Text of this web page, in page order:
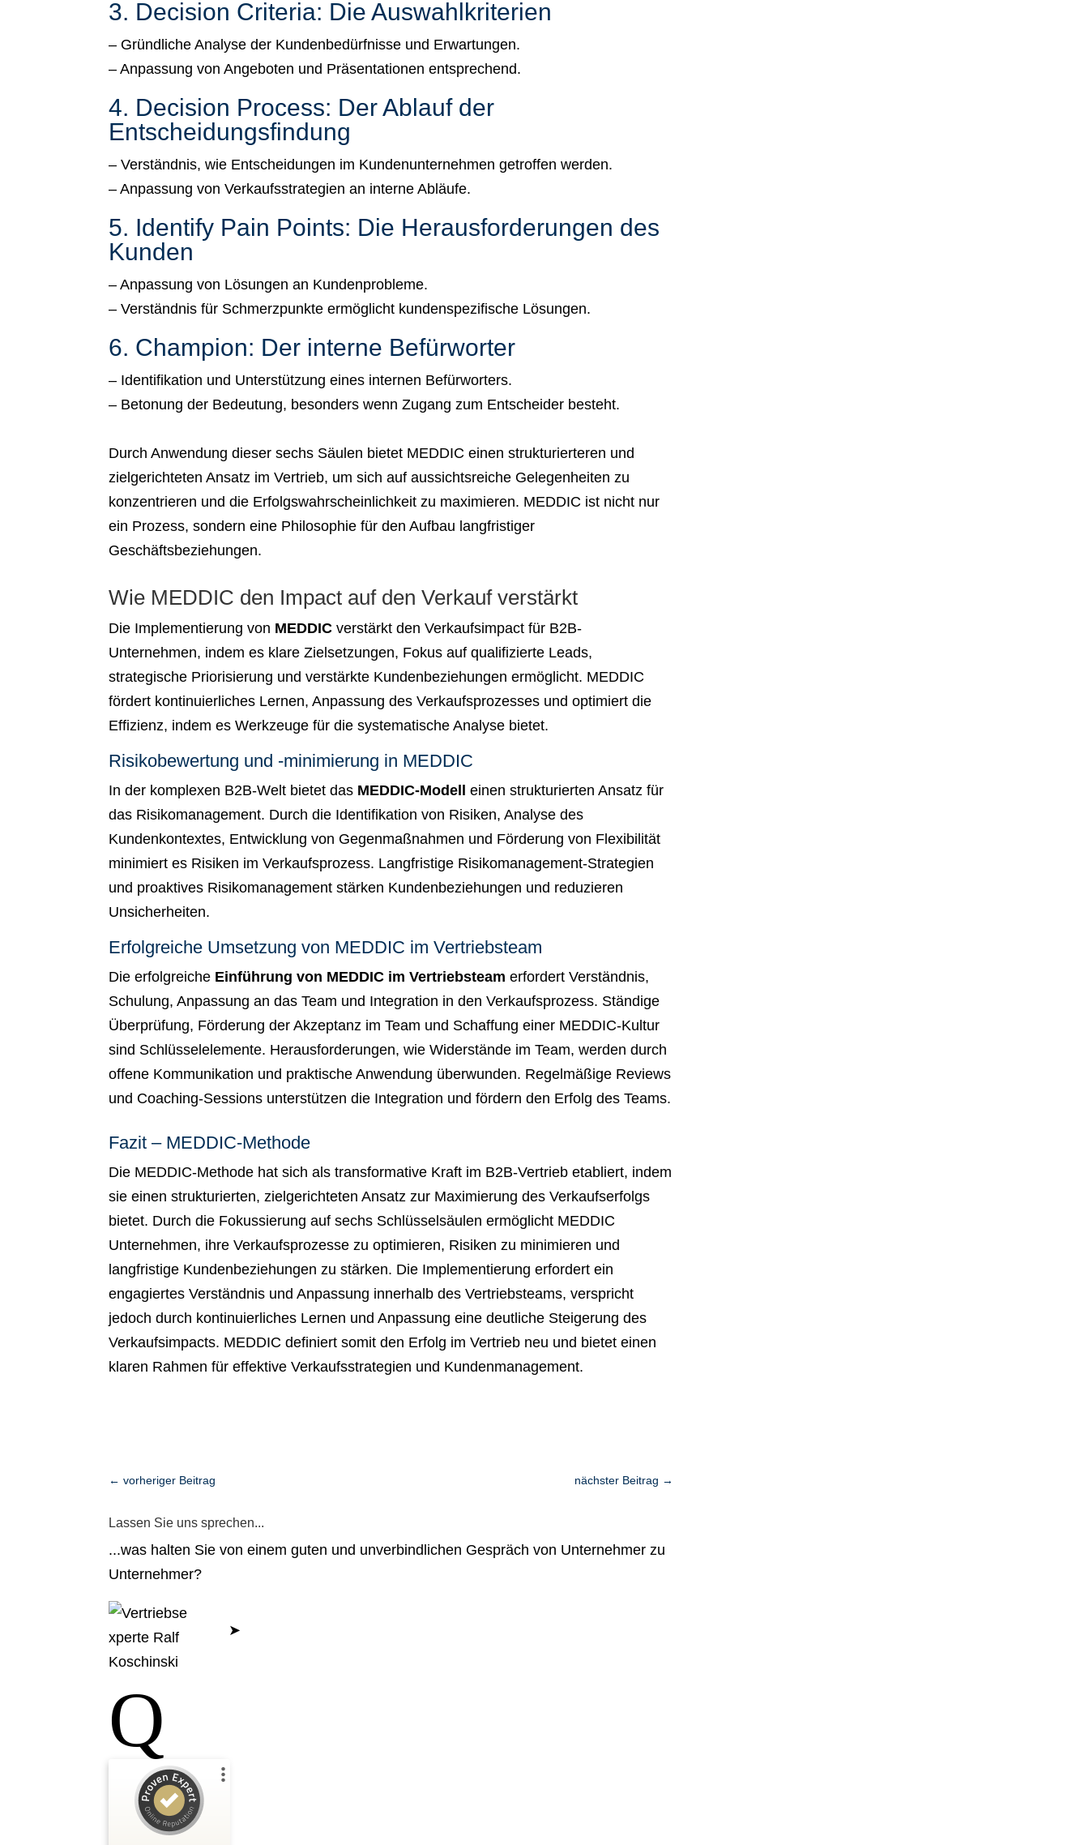
3. Decision Criteria: Die Auswahlkriterien
– Gründliche Analyse der Kundenbedürfnisse und Erwartungen.
– Anpassung von Angeboten und Präsentationen entsprechend.
4. Decision Process: Der Ablauf der
Entscheidungsfindung
– Verständnis, wie Entscheidungen im Kundenunternehmen getroffen werden.
– Anpassung von Verkaufsstrategien an interne Abläufe.
5. Identify Pain Points: Die Herausforderungen des
Kunden
– Anpassung von Lösungen an Kundenprobleme.
– Verständnis für Schmerzpunkte ermöglicht kundenspezifische Lösungen.
6. Champion: Der interne Befürworter
– Identifikation und Unterstützung eines internen Befürworters.
– Betonung der Bedeutung, besonders wenn Zugang zum Entscheider besteht.
Durch Anwendung dieser sechs Säulen bietet MEDDIC einen strukturierteren und
zielgerichteten Ansatz im Vertrieb, um sich auf aussichtsreiche Gelegenheiten zu
konzentrieren und die Erfolgswahrscheinlichkeit zu maximieren. MEDDIC ist nicht nur
ein Prozess, sondern eine Philosophie für den Aufbau langfristiger
Geschäftsbeziehungen.
Wie MEDDIC den Impact auf den Verkauf verstärkt
Die Implementierung von MEDDIC verstärkt den Verkaufsimpact für B2B-
Unternehmen, indem es klare Zielsetzungen, Fokus auf qualifizierte Leads,
strategische Priorisierung und verstärkte Kundenbeziehungen ermöglicht. MEDDIC
fördert kontinuierliches Lernen, Anpassung des Verkaufsprozesses und optimiert die
Effizienz, indem es Werkzeuge für die systematische Analyse bietet.
Risikobewertung und -minimierung in MEDDIC
In der komplexen B2B-Welt bietet das MEDDIC-Modell einen strukturierten Ansatz für
das Risikomanagement. Durch die Identifikation von Risiken, Analyse des
Kundenkontextes, Entwicklung von Gegenmaßnahmen und Förderung von Flexibilität
minimiert es Risiken im Verkaufsprozess. Langfristige Risikomanagement-Strategien
und proaktives Risikomanagement stärken Kundenbeziehungen und reduzieren
Unsicherheiten.
Erfolgreiche Umsetzung von MEDDIC im Vertriebsteam
Die erfolgreiche Einführung von MEDDIC im Vertriebsteam erfordert Verständnis,
Schulung, Anpassung an das Team und Integration in den Verkaufsprozess. Ständige
Überprüfung, Förderung der Akzeptanz im Team und Schaffung einer MEDDIC-Kultur
sind Schlüsselelemente. Herausforderungen, wie Widerstände im Team, werden durch
offene Kommunikation und praktische Anwendung überwunden. Regelmäßige Reviews
und Coaching-Sessions unterstützen die Integration und fördern den Erfolg des Teams.
Fazit – MEDDIC-Methode
Die MEDDIC-Methode hat sich als transformative Kraft im B2B-Vertrieb etabliert, indem
sie einen strukturierten, zielgerichteten Ansatz zur Maximierung des Verkaufserfolgs
bietet. Durch die Fokussierung auf sechs Schlüsselsäulen ermöglicht MEDDIC
Unternehmen, ihre Verkaufsprozesse zu optimieren, Risiken zu minimieren und
langfristige Kundenbeziehungen zu stärken. Die Implementierung erfordert ein
engagiertes Verständnis und Anpassung innerhalb des Vertriebsteams, verspricht
jedoch durch kontinuierliches Lernen und Anpassung eine deutliche Steigerung des
Verkaufsimpacts. MEDDIC definiert somit den Erfolg im Vertrieb neu und bietet einen
klaren Rahmen für effektive Verkaufsstrategien und Kundenmanagement.
←vorheriger Beitrag nächster Beitrag →
Lassen Sie uns sprechen...
...was halten Sie von einem guten und unverbindlichen Gespräch von Unternehmer zu
Unternehmer?
➤
Q
Kundenbewertungen und Erfahrungen zu
Ralf Koschinski